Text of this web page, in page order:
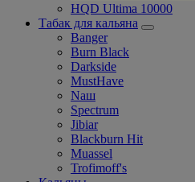
HQD Ultima 10000
Табак для кальяна
Banger
Burn Black
Darkside
MustHave
Nаш
Spectrum
Jibiar
Blackburn Hit
Muassel
Trofimoff's